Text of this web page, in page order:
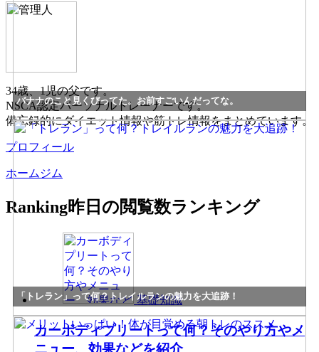
バナナのこと見くびってた。お前すごいんだってな。
「トレラン」って何？トレイルランの魅力を大追跡！
34歳、1児の父です。
NSCA認定パーソナルトレーナーです。
備忘録的にダイエット情報や筋トレ情報をまとめています。
プロフィール
ホームジム
Ranking昨日の閲覧数ランキング
基礎知識
カーボディプリートって何？そのやり方やメ
ニュー、効果などを紹介